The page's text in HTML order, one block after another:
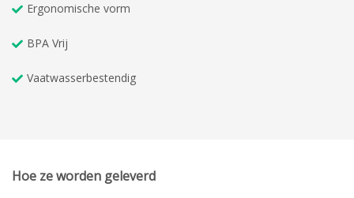
Ergonomische vorm
BPA Vrij
Vaatwasserbestendig
Hoe ze worden geleverd